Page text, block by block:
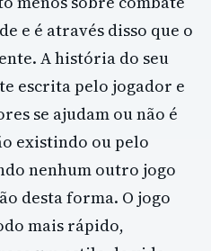
e é através disso que o
A história do seu
escrita pelo jogador e
se ajudam ou não é
existindo ou pelo
nenhum outro jogo
desta forma. O jogo
mais rápido,